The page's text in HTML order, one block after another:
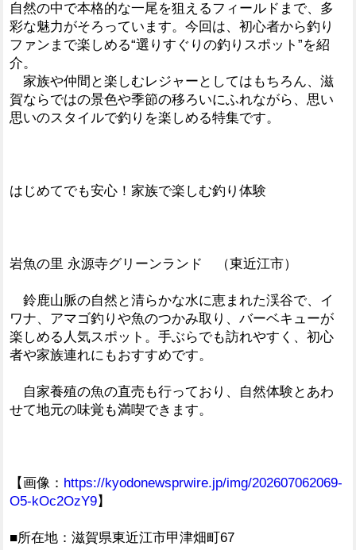
自然の中で本格的な一尾を狙えるフィールドまで、多
彩な魅力がそろっています。今回は、初心者から釣り
ファンまで楽しめる“選りすぐりの釣りスポット”を紹
介。
家族や仲間と楽しむレジャーとしてはもちろん、滋
賀ならではの景色や季節の移ろいにふれながら、思い
思いのスタイルで釣りを楽しめる特集です。
はじめてでも安心！家族で楽しむ釣り体験
岩魚の里 永源寺グリーンランド （東近江市）
鈴鹿山脈の自然と清らかな水に恵まれた渓谷で、イ
ワナ、アマゴ釣りや魚のつかみ取り、バーベキューが
楽しめる人気スポット。手ぶらでも訪れやすく、初心
者や家族連れにもおすすめです。
自家養殖の魚の直売も行っており、自然体験とあわ
せて地元の味覚も満喫できます。
【画像： https://kyodonewsprwire.jp/img/202607062069-
O5-kOc2OzY9】
■所在地：滋賀県東近江市甲津畑町67